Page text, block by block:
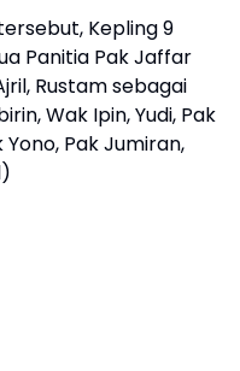
Kepling 9
Panitia Pak Jaffar
Rustam sebagai
Wak Ipin, Yudi, Pak
Yono, Pak Jumiran,